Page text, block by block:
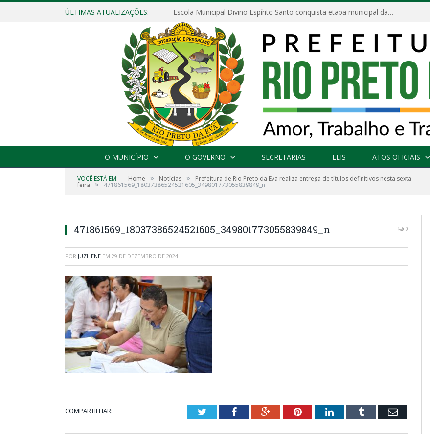
ÚLTIMAS ATUALIZAÇÕES: Escola Municipal Divino Espírito Santo conquista etapa municipal da V Feira Amazonense de Matemática
O MUNICÍPIO O GOVERNO SECRETARIAS LEIS ATOS OFICIAIS
VOCÊ ESTÁ EM: Home » Notícias » Prefeitura de Rio Preto da Eva realiza entrega de títulos definitivos nesta sexta-
feira » 471861569_18037386524521605_349801773055839849_n
471861569_18037386524521605_349801773055839849_n 0
POR JUZILENE EM 29 DE DEZEMBRO DE 2024
COMPARTILHAR: TwitterFacebookGoogle+PinterestLinkedInTumblr Email